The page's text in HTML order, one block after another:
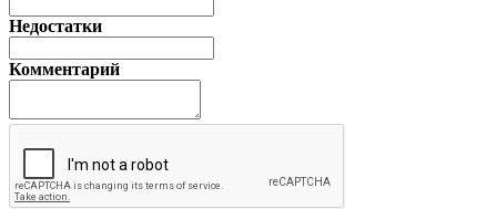
Недостатки
Комментарий